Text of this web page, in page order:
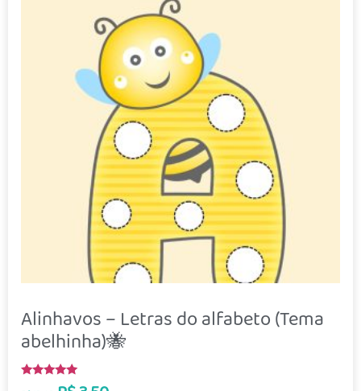
Alinhavos – Letras do alfabeto (Tema
abelhinha)🐝
Avaliação